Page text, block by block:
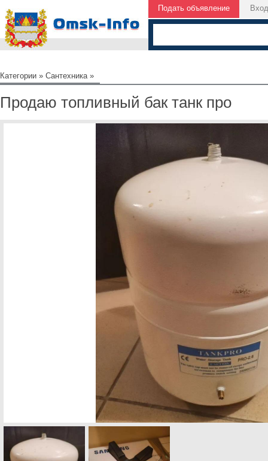
Подать объявление Вход
Категории » Сантехника»
Продаю топливный бак танк про